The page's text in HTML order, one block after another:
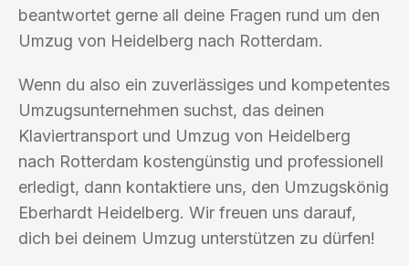
beantwortet gerne all deine Fragen rund um den
Umzug von Heidelberg nach Rotterdam.
Wenn du also ein zuverlässiges und kompetentes
Umzugsunternehmen suchst, das deinen
Klaviertransport und Umzug von Heidelberg
nach Rotterdam kostengünstig und professionell
erledigt, dann kontaktiere uns, den Umzugskönig
Eberhardt Heidelberg. Wir freuen uns darauf,
dich bei deinem Umzug unterstützen zu dürfen!